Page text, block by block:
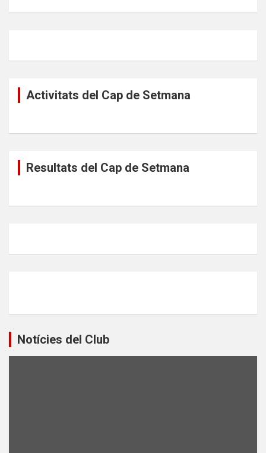
Activitats del Cap de Setmana
Resultats del Cap de Setmana
Notícies del Club